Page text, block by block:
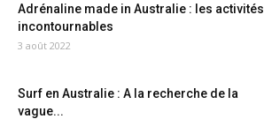
Adrénaline made in Australie : les activités
incontournables
3 août 2022
Surf en Australie : A la recherche de la
vague...